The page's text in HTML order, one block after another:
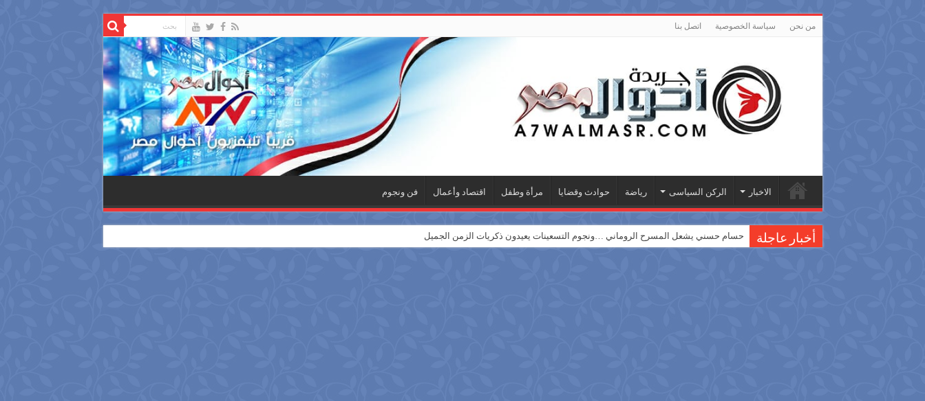
من نحن سياسة الخصوصية اتصل بنا
الاخبار الركن السياسى رياضة حوادث وقضايا مرأة وطفل اقتصاد وأعمال فن ونجوم
أخبار عاجلة حسام حسني يشعل المسرح الروماني …ونجوم التسعينات يعيدون ذكريات الزمن الجميل